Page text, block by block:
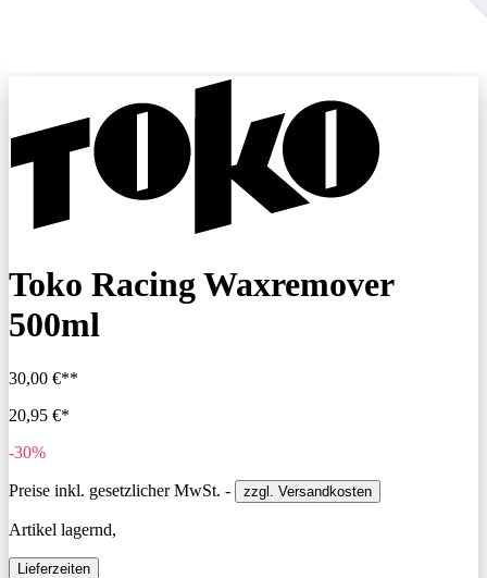
Toko Racing Waxremover
500ml
30,00 €**
20,95 €*
-30%
Preise inkl. gesetzlicher MwSt. - zzgl. Versandkosten
Artikel lagernd,
Lieferzeiten